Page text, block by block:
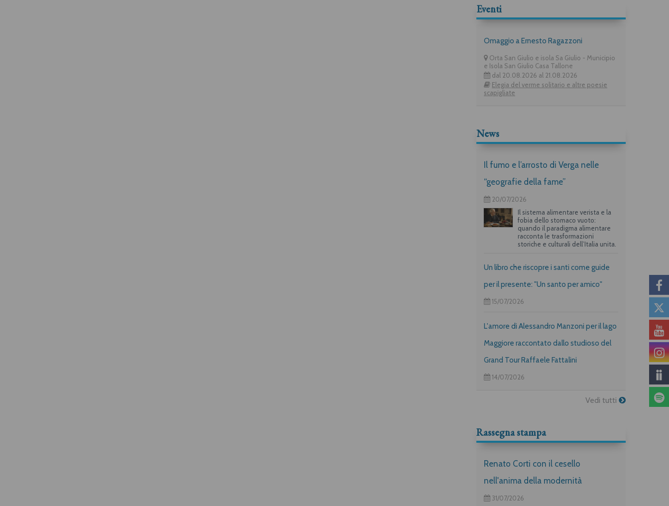
Eventi
Omaggio a Ernesto Ragazzoni
Orta San Giulio e isola Sa Giulio - Municipio
e Isola San Giulio Casa Tallone
dal 20.08.2026 al 21.08.2026
Elegia del verme solitario e altre poesie
scapigliate
News
Il fumo e l’arrosto di Verga nelle
“geografie della fame”
20/07/2026
Il sistema alimentare verista e la
fobia dello stomaco vuoto:
quando il paradigma alimentare
racconta le trasformazioni
storiche e culturali dell’Italia unita.
Un libro che riscopre i santi come guide
per il presente: "Un santo per amico"
15/07/2026
L'amore di Alessandro Manzoni per il lago
Maggiore raccontato dallo studioso del
Grand Tour Raffaele Fattalini
14/07/2026
Vedi tutti
Rassegna stampa
Renato Corti con il cesello
nell'anima della modernità
31/07/2026